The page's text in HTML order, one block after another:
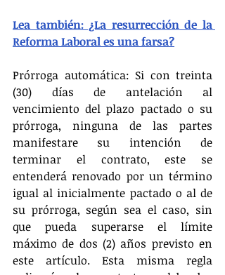
Lea también: ¿La resurrección de la
Reforma Laboral es una farsa?
Prórroga automática: Si con treinta
(30) días de antelación al
vencimiento del plazo pactado o su
prórroga, ninguna de las partes
manifestare su intención de
terminar el contrato, este se
entenderá renovado por un término
igual al inicialmente pactado o al de
su prórroga, según sea el caso, sin
que pueda superarse el límite
máximo de dos (2) años previsto en
este artículo. Esta misma regla